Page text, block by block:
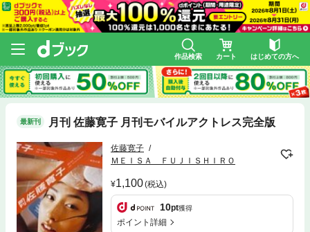
作品検索 カート はじめての方へ
最新刊 月刊 佐藤寛子 月刊モバイルアクトレス完全版
佐藤寛子
ＭＥＩＳＡ ＦＵＪＩＳＨＩＲＯ
1,100(税込)
10pt獲得
ポイント詳細